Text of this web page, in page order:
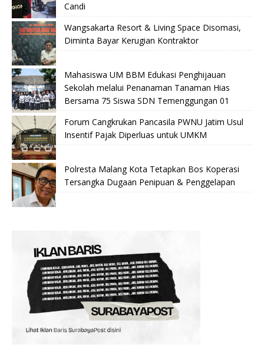
Candi
Wangsakarta Resort & Living Space Disomasi,
Diminta Bayar Kerugian Kontraktor
Mahasiswa UM BBM Edukasi Penghijauan
Sekolah melalui Penanaman Tanaman Hias
Bersama 75 Siswa SDN Temenggungan 01
Forum Cangkrukan Pancasila PWNU Jatim Usul
Insentif Pajak Diperluas untuk UMKM
Polresta Malang Kota Tetapkan Bos Koperasi
Tersangka Dugaan Penipuan & Penggelapan